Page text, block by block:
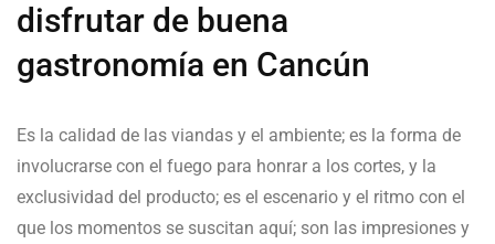
disfrutar de buena
gastronomía en Cancún
Es la calidad de las viandas y el ambiente; es la forma de
involucrarse con el fuego para honrar a los cortes, y la
exclusividad del producto; es el escenario y el ritmo con el
que los momentos se suscitan aquí; son las impresiones y